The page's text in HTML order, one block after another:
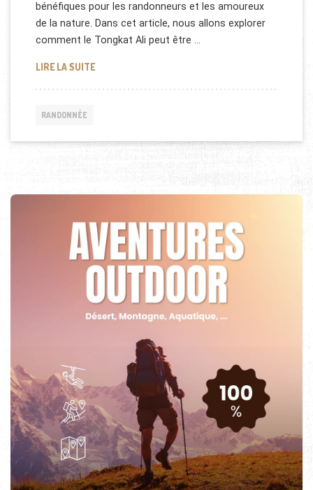
bénéfiques pour les randonneurs et les amoureux
de la nature. Dans cet article, nous allons explorer
comment le Tongkat Ali peut être …
LIRE LA SUITELE TONGKAT ALI : UN ALLIÉ INSOUPÇONNÉ POUR
RANDONNÉE